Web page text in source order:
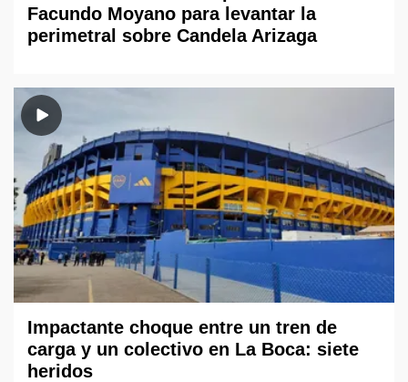
Facundo Moyano para levantar la
perimetral sobre Candela Arizaga
Impactante choque entre un tren de
carga y un colectivo en La Boca: siete
heridos